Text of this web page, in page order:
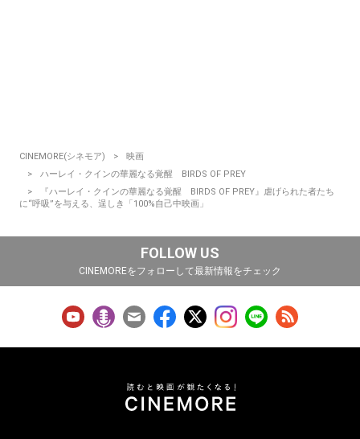
CINEMORE(シネモア)
映画
ハーレイ・クインの華麗なる覚醒 BIRDS OF PREY
『ハーレイ・クインの華麗なる覚醒 BIRDS OF PREY』虐げられた者たち
に“呼吸”を与える、逞しき「100%自己中映画」
FOLLOW US
CINEMOREをフォローして最新情報をチェック